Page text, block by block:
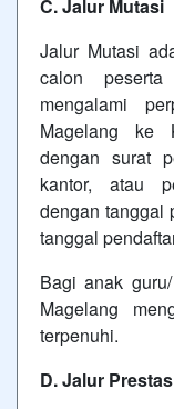
C. Jalur Mutasi
Jalur Mutasi
calon
mengalami
Magelang ke
dengan surat
kantor, atau
dengan tanggal
tanggal
Bagi anak
Magelang
terpenuhi.
D. Jalur